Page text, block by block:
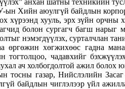
анхан шатны техникийн
ын Хийн аюулгүй байдлын
хууль, эрх зүйн орчны
болон сургагч багш нарыг
нэмэгдүүлэх, сурталчлан
хөгжихөөс гадна
чадавхийг
ач холбогдолтой ажил болох
газар, Нийслэлийн
чиглэлээр үйл